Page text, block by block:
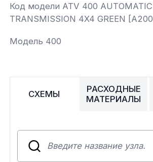
Сиденья
Система привода
Снегоотвалы
Топливная система
Код модели ATV 400 AUTOMATIC
TRANSMISSION 4X4 GREEN
Модель 400
СХЕМЫ
РАСХОДНЫЕ
МАТЕРИАЛЫ